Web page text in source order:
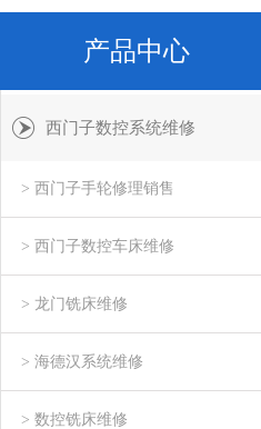
产品中心
西门子数控系统维修
> 西门子手轮修理销售
> 西门子数控车床维修
> 龙门铣床维修
> 海德汉系统维修
> 数控铣床维修